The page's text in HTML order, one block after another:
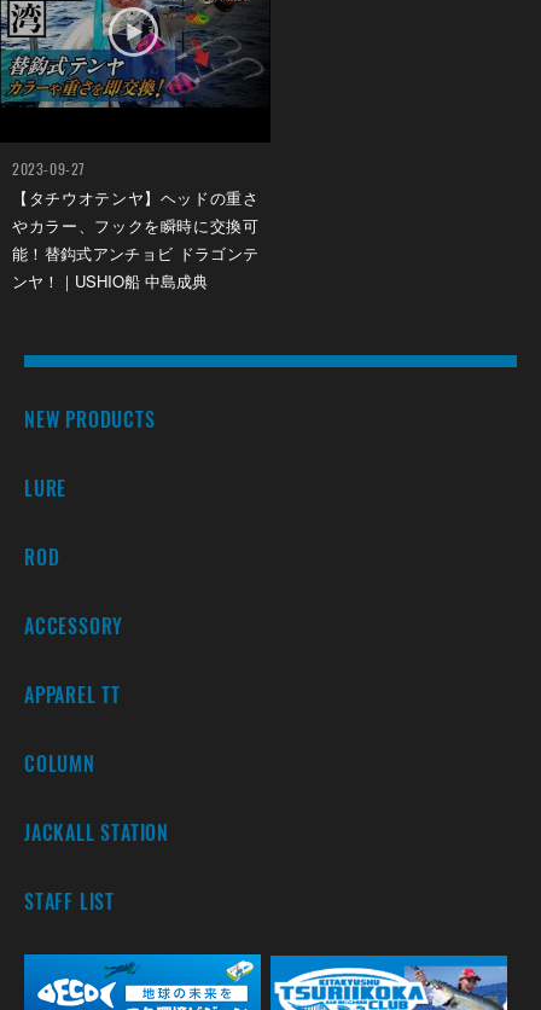
2023-09-27
【タチウオテンヤ】ヘッドの重さ
やカラー、フックを瞬時に交換可
能！替鈎式アンチョビ ドラゴンテ
ンヤ！｜USHIO船 中島成典
NEW PRODUCTS
LURE
ROD
ACCESSORY
APPAREL TT
COLUMN
JACKALL STATION
STAFF LIST